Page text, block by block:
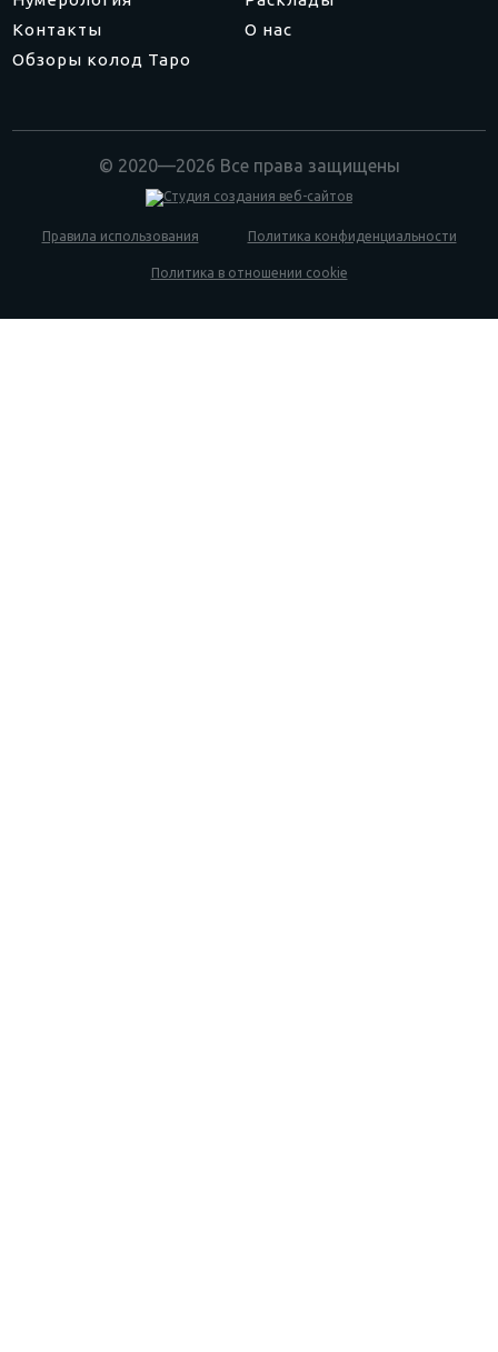
Контакты
О нас
Обзоры колод Таро
© 2020—2026 Все права защищены
Правила использования Политика конфиденциальности
Политика в отношении cookie